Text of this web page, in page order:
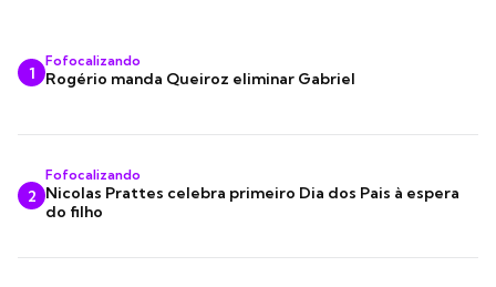
1
Fofocalizando
Rogério manda Queiroz eliminar Gabriel
2
Fofocalizando
Nicolas Prattes celebra primeiro Dia dos Pais à espera
do filho